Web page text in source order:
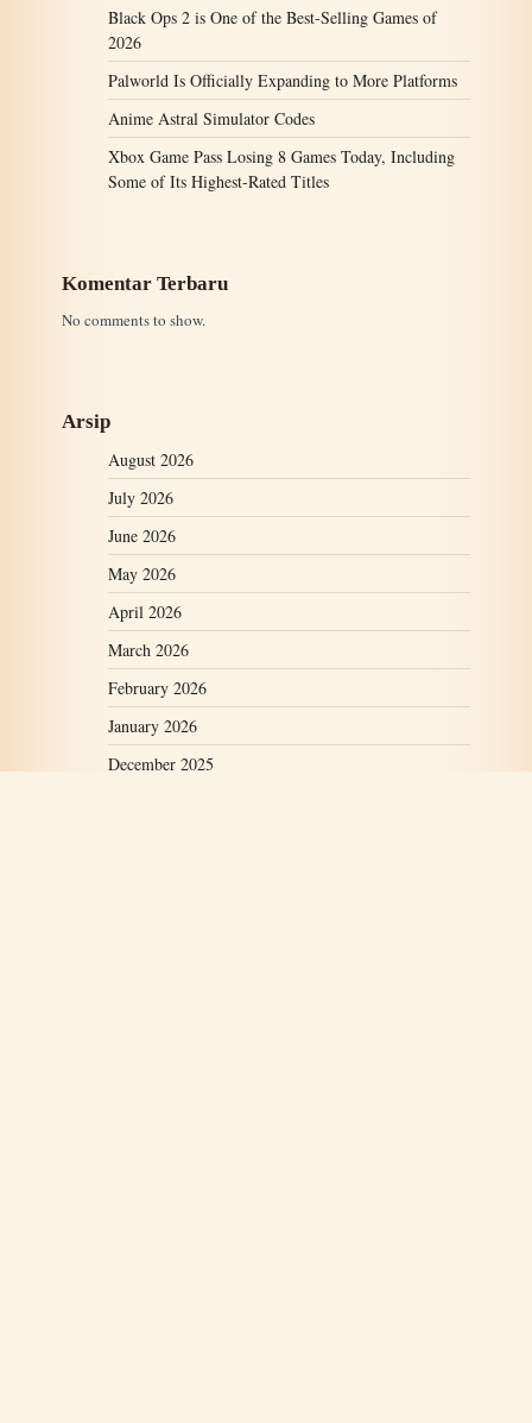
Black Ops 2 is One of the Best-Selling Games of
2026
Palworld Is Officially Expanding to More Platforms
Anime Astral Simulator Codes
Xbox Game Pass Losing 8 Games Today, Including
Some of Its Highest-Rated Titles
Komentar Terbaru
No comments to show.
Arsip
August 2026
July 2026
June 2026
May 2026
April 2026
March 2026
February 2026
January 2026
December 2025